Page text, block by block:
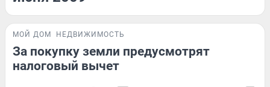
МОЙ ДОМ НЕДВИЖИМОСТЬ
За покупку земли предусмотрят
налоговый вычет